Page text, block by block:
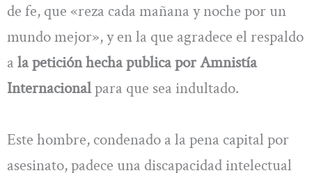
de fe, que «reza cada mañana y noche por un
mundo mejor», y en la que agradece el respaldo
a la petición hecha publica por Amnistía
Internacionalpara que sea indultado.
Este hombre, condenado a la pena capital por
asesinato, padece una discapacidad intelectual